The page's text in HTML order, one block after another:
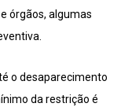
órgãos, algumas
o desaparecimento
da restrição é